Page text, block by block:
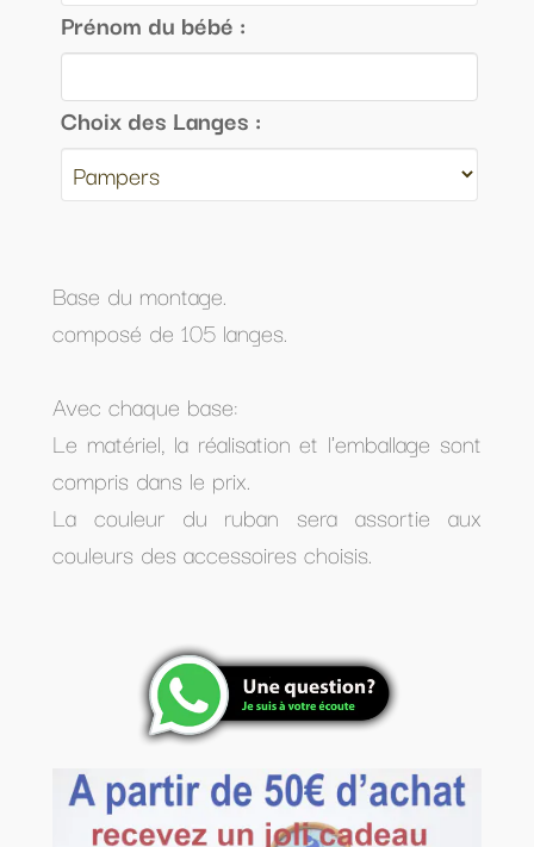
Prénom du bébé :
Choix des Langes :
Base du montage.
composé de 105 langes.
Avec chaque base:
Le matériel, la réalisation et l'emballage sont
compris dans le prix.
La couleur du ruban sera assortie aux
couleurs des accessoires choisis.